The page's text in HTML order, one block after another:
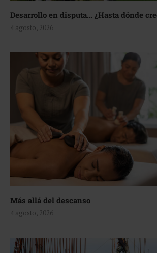
Desarrollo en disputa… ¿Hasta dónde
4 agosto, 2026
Más allá del descanso
4 agosto, 2026